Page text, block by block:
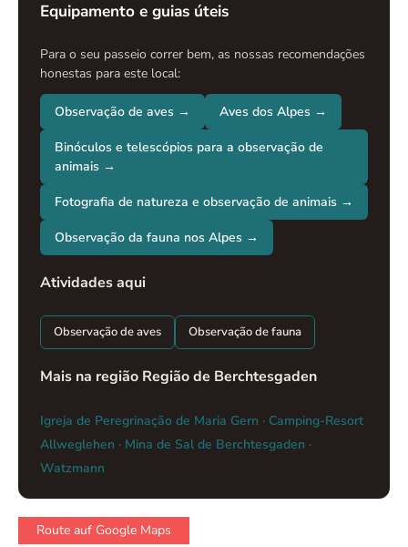
Equipamento e guias úteis
Para o seu passeio correr bem, as nossas recomendações
honestas para este local:
Observação de aves → Aves dos Alpes →
Binóculos e telescópios para a observação de
animais →
Fotografia de natureza e observação de animais →
Observação da fauna nos Alpes →
Atividades aqui
Observação de aves Observação de fauna
Mais na região Região de Berchtesgaden
Igreja de Peregrinação de Maria Gern · Camping-Resort
Allweglehen · Mina de Sal de Berchtesgaden ·
Watzmann
Route auf Google Maps